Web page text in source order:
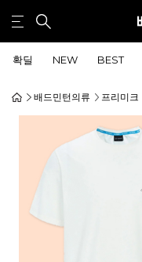
확딜 NEW BEST
배드민턴의류 프리미크